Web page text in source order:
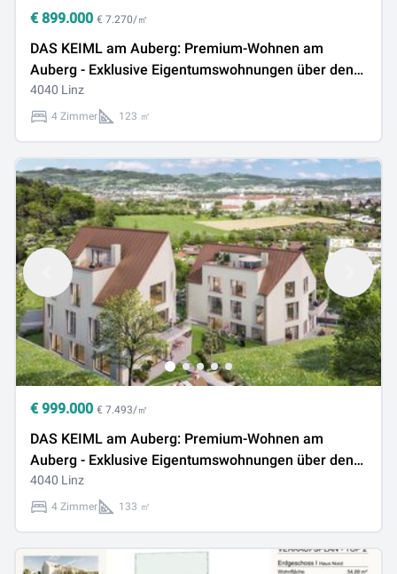
€ 899.000 € 7.270/㎡
DAS KEIML am Auberg: Premium-Wohnen am
Auberg - Exklusive Eigentumswohnungen über den
Dächern von Linz!
4040 Linz
4 Zimmer 123 ㎡
€ 999.000 € 7.493/㎡
DAS KEIML am Auberg: Premium-Wohnen am
Auberg - Exklusive Eigentumswohnungen über den
Dächern von Linz!
4040 Linz
4 Zimmer 133 ㎡